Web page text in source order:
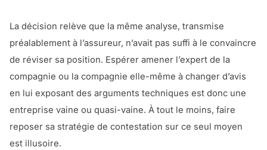
La décision relève que la même analyse, transmise
préalablement à l’assureur, n’avait pas suffi à le convaincre
de réviser sa position. Espérer amener l’expert de la
compagnie ou la compagnie elle-même à changer d’avis
en lui exposant des arguments techniques est donc une
entreprise vaine ou quasi-vaine. À tout le moins, faire
reposer sa stratégie de contestation sur ce seul moyen
est illusoire.